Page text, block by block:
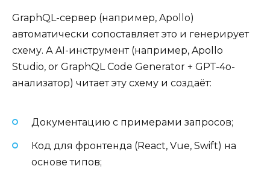
GraphQL-сервер (например, Apollo)
автоматически сопоставляет это и генерирует
схему. А AI-инструмент (например, Apollo
Studio, or GraphQL Code Generator + GPT-4o-
анализатор) читает эту схему и создаёт:
Документацию с примерами запросов;
Код для фронтенда (React, Vue, Swift) на
основе типов;